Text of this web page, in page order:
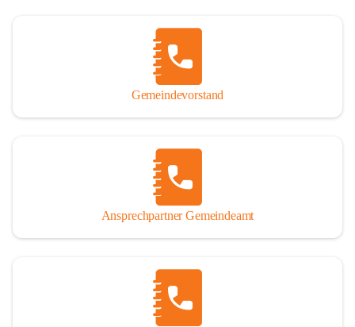
Gemeindevorstand
Ansprechpartner Gemeindeamt